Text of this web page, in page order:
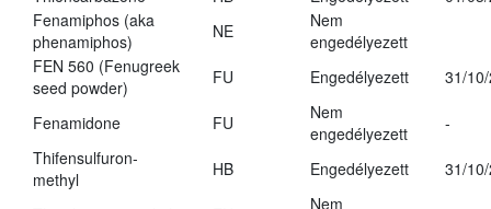
Fenamiphos (aka
phenamiphos)
NE
Nem
engedélyezett
FEN 560 (Fenugreek
seed powder)
FU Engedélyezett 31/
Fenamidone FU
Nem
engedélyezett
-
Thifensulfuron-
methyl
HB Engedélyezett 31/
Nem